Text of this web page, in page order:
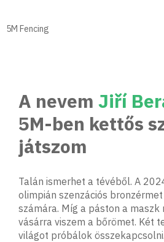
fő5M Fencing
A nevem Jiří
5M-ben kettős
játszom
Talán ismerhet a tévéből. A
olimpián szenzációs
számára. Míg a páston a
vásárra viszem a bőrömet. Két
világot próbálok összekapcsolni.